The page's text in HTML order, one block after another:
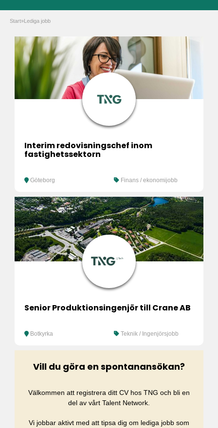
Start»Lediga jobb
Interim redovisningschef inom
fastighetssektorn
Göteborg Finans / ekonomijobb
Senior Produktionsingenjör till Crane AB
Botkyrka Teknik / Ingenjörsjobb
Vill du göra en spontanansökan?
Välkommen att registrera ditt CV hos TNG och bli en
del av vårt Talent Network.
Vi jobbar aktivt med att tipsa dig om lediga jobb som